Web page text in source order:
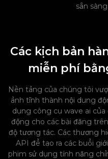
sẵn
Các kịch bản
miễn phí
Nền tảng của chúng tôi
ảnh tĩnh thành nội dung
dụng công cụ wave ai
động cho các bài đăng
độ tương tác. Các thương
API để tạo ra các buổi
phim sử dụng tính năng